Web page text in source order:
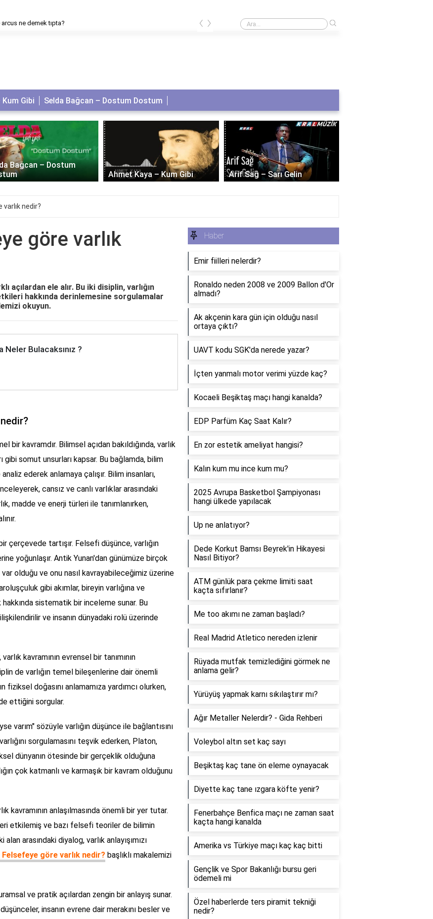
ne demek tıpta? Anatomide arcus ne demek tıpta?
‹ ›
Gibi Selda Bağcan – Dostum Dostum
Bağcan – Dostum
Ahmet Kaya – Kum Gibi Arif Sağ – Sarı Gelin
varlık nedir?
göre varlık
açılardan ele alır. Bu iki disiplin, varlığın
hakkında derinlemesine sorgulamalar
okuyun.
Neler Bulacaksınız ?
kavramdır. Bilimsel açıdan bakıldığında, varlık
somut unsurları kapsar. Bu bağlamda, bilim
ederek anlamaya çalışır. Bilim insanları,
cansız ve canlı varlıklar arasındaki
madde ve enerji türleri ile tanımlanırken,
çerçevede tartışır. Felsefi düşünce, varlığın
yoğunlaşır. Antik Yunan'dan günümüze birçok
olduğu ve onu nasıl kavrayabileceğimiz üzerine
gibi akımlar, bireyin varlığına ve
sistematik bir inceleme sunar. Bu
ve insanın dünyadaki rolü üzerinde
kavramının evrensel bir tanımının
de varlığın temel bileşenlerine dair önemli
fiziksel doğasını anlamamıza yardımcı olurken,
ettiğini sorgular.
varım" sözüyle varlığın düşünce ile bağlantısını
sorgulamasını teşvik ederken, Platon,
dünyanın ötesinde bir gerçeklik olduğuna
çok katmanlı ve karmaşık bir kavram olduğunu
kavramının anlaşılmasında önemli bir yer tutar.
etkilemiş ve bazı felsefi teoriler de bilimin
arasındaki diyalog, varlık anlayışımızı
Felsefeye göre varlık nedir? başlıklı makalemizi
ve pratik açılardan zengin bir anlayış sunar.
insanın evrene dair merakını besler ve
Haber
Emir fiilleri nelerdir?
Ronaldo neden 2008 ve 2009 Ballon d'Or
almadı?
Ak akçenin kara gün için olduğu nasıl
ortaya çıktı?
UAVT kodu SGK'da nerede yazar?
İçten yanmalı motor verimi yüzde kaç?
Kocaeli Beşiktaş maçı hangi kanalda?
EDP Parfüm Kaç Saat Kalır?
En zor estetik ameliyat hangisi?
Kalın kum mu ince kum mu?
2025 Avrupa Basketbol Şampiyonası
hangi ülkede yapılacak
Up ne anlatıyor?
Dede Korkut Bamsı Beyrek'in Hikayesi
Nasıl Bitiyor?
ATM günlük para çekme limiti saat
kaçta sıfırlanır?
Me too akımı ne zaman başladı?
Real Madrid Atletico nereden izlenir
Rüyada mutfak temizlediğini görmek ne
anlama gelir?
Yürüyüş yapmak karnı sıkılaştırır mı?
Ağır Metaller Nelerdir? - Gida Rehberi
Voleybol altın set kaç sayı
Beşiktaş kaç tane ön eleme oynayacak
Diyette kaç tane ızgara köfte yenir?
Fenerbahçe Benfica maçı ne zaman saat
kaçta hangi kanalda
Amerika vs Türkiye maçı kaç kaç bitti
Gençlik ve Spor Bakanlığı bursu geri
ödemeli mi
Özel haberlerde ters piramit tekniği
nedir?